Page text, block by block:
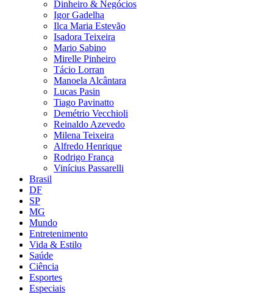
Dinheiro & Negócios
Igor Gadelha
Ilca Maria Estevão
Isadora Teixeira
Mario Sabino
Mirelle Pinheiro
Tácio Lorran
Manoela Alcântara
Lucas Pasin
Tiago Pavinatto
Demétrio Vecchioli
Reinaldo Azevedo
Milena Teixeira
Alfredo Henrique
Rodrigo França
Vinícius Passarelli
Brasil
DF
SP
MG
Mundo
Entretenimento
Vida & Estilo
Saúde
Ciência
Esportes
Especiais